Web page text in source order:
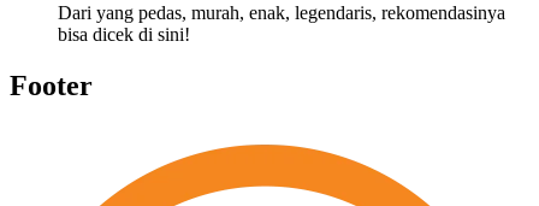
Dari yang pedas, murah, enak, legendaris, rekomendasinya
bisa dicek di sini!
Footer